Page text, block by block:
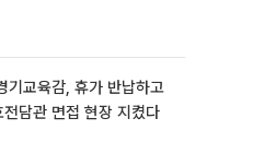
기교육감, 휴가 반납하고
전담관 면접 현장 지켰다